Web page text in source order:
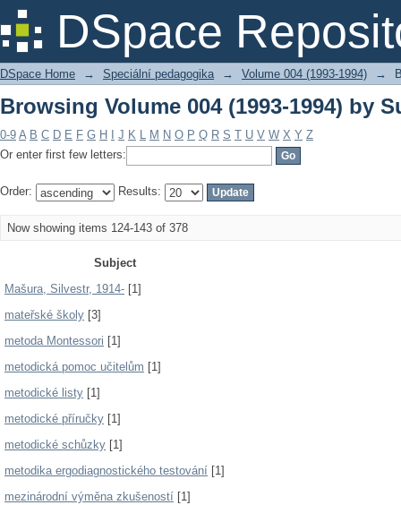
DSpace
Browsing Volume 004 (1993-1994) by
DSpace Home → Speciální pedagogika → Volume 004 (1993-1994) →
Browsing Volume 004 (1993-1994) by
0-9 A B C D E F G H J K L M N O P Q R S T U V W X Y Z
Or enter first few letters:
Order: Results:
Now showing items 124-143 of 378
Subject
Mašura, Silvestr, 1914- [1]
mateřské školy [3]
metoda Montessori [1]
metodická pomoc učitelům [1]
metodické listy [1]
metodické příručky [1]
metodické schůzky [1]
metodika ergodiagnostického testování [1]
mezinárodní výměna zkušeností [1]